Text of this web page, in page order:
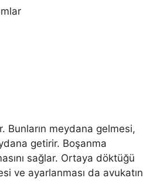
Bunların meydana gelmesi,
getirir. Boşanma
sağlar. Ortaya döktüğü
ve ayarlanması da avukatın